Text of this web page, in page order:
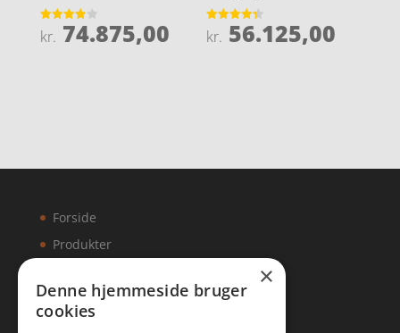
Vurderet
3.9
kr. 74.875,00
Vurderet
4.3
kr. 56.125,00
Forside
Produkter
×
Denne hjemmeside bruger
cookies